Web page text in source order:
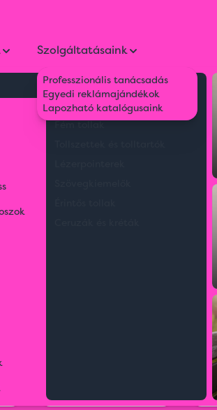
Környezetbarát tollak
Műanyag tollak
Fém tollak
Szolgáltatásaink
Professzionális tanácsadás
Egyedi reklámajándékok
Lapozható katalógusaink